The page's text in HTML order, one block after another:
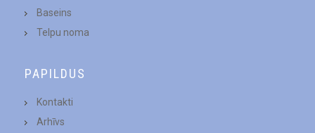
Baseins
Telpu noma
PAPILDUS
Kontakti
Arhīvs